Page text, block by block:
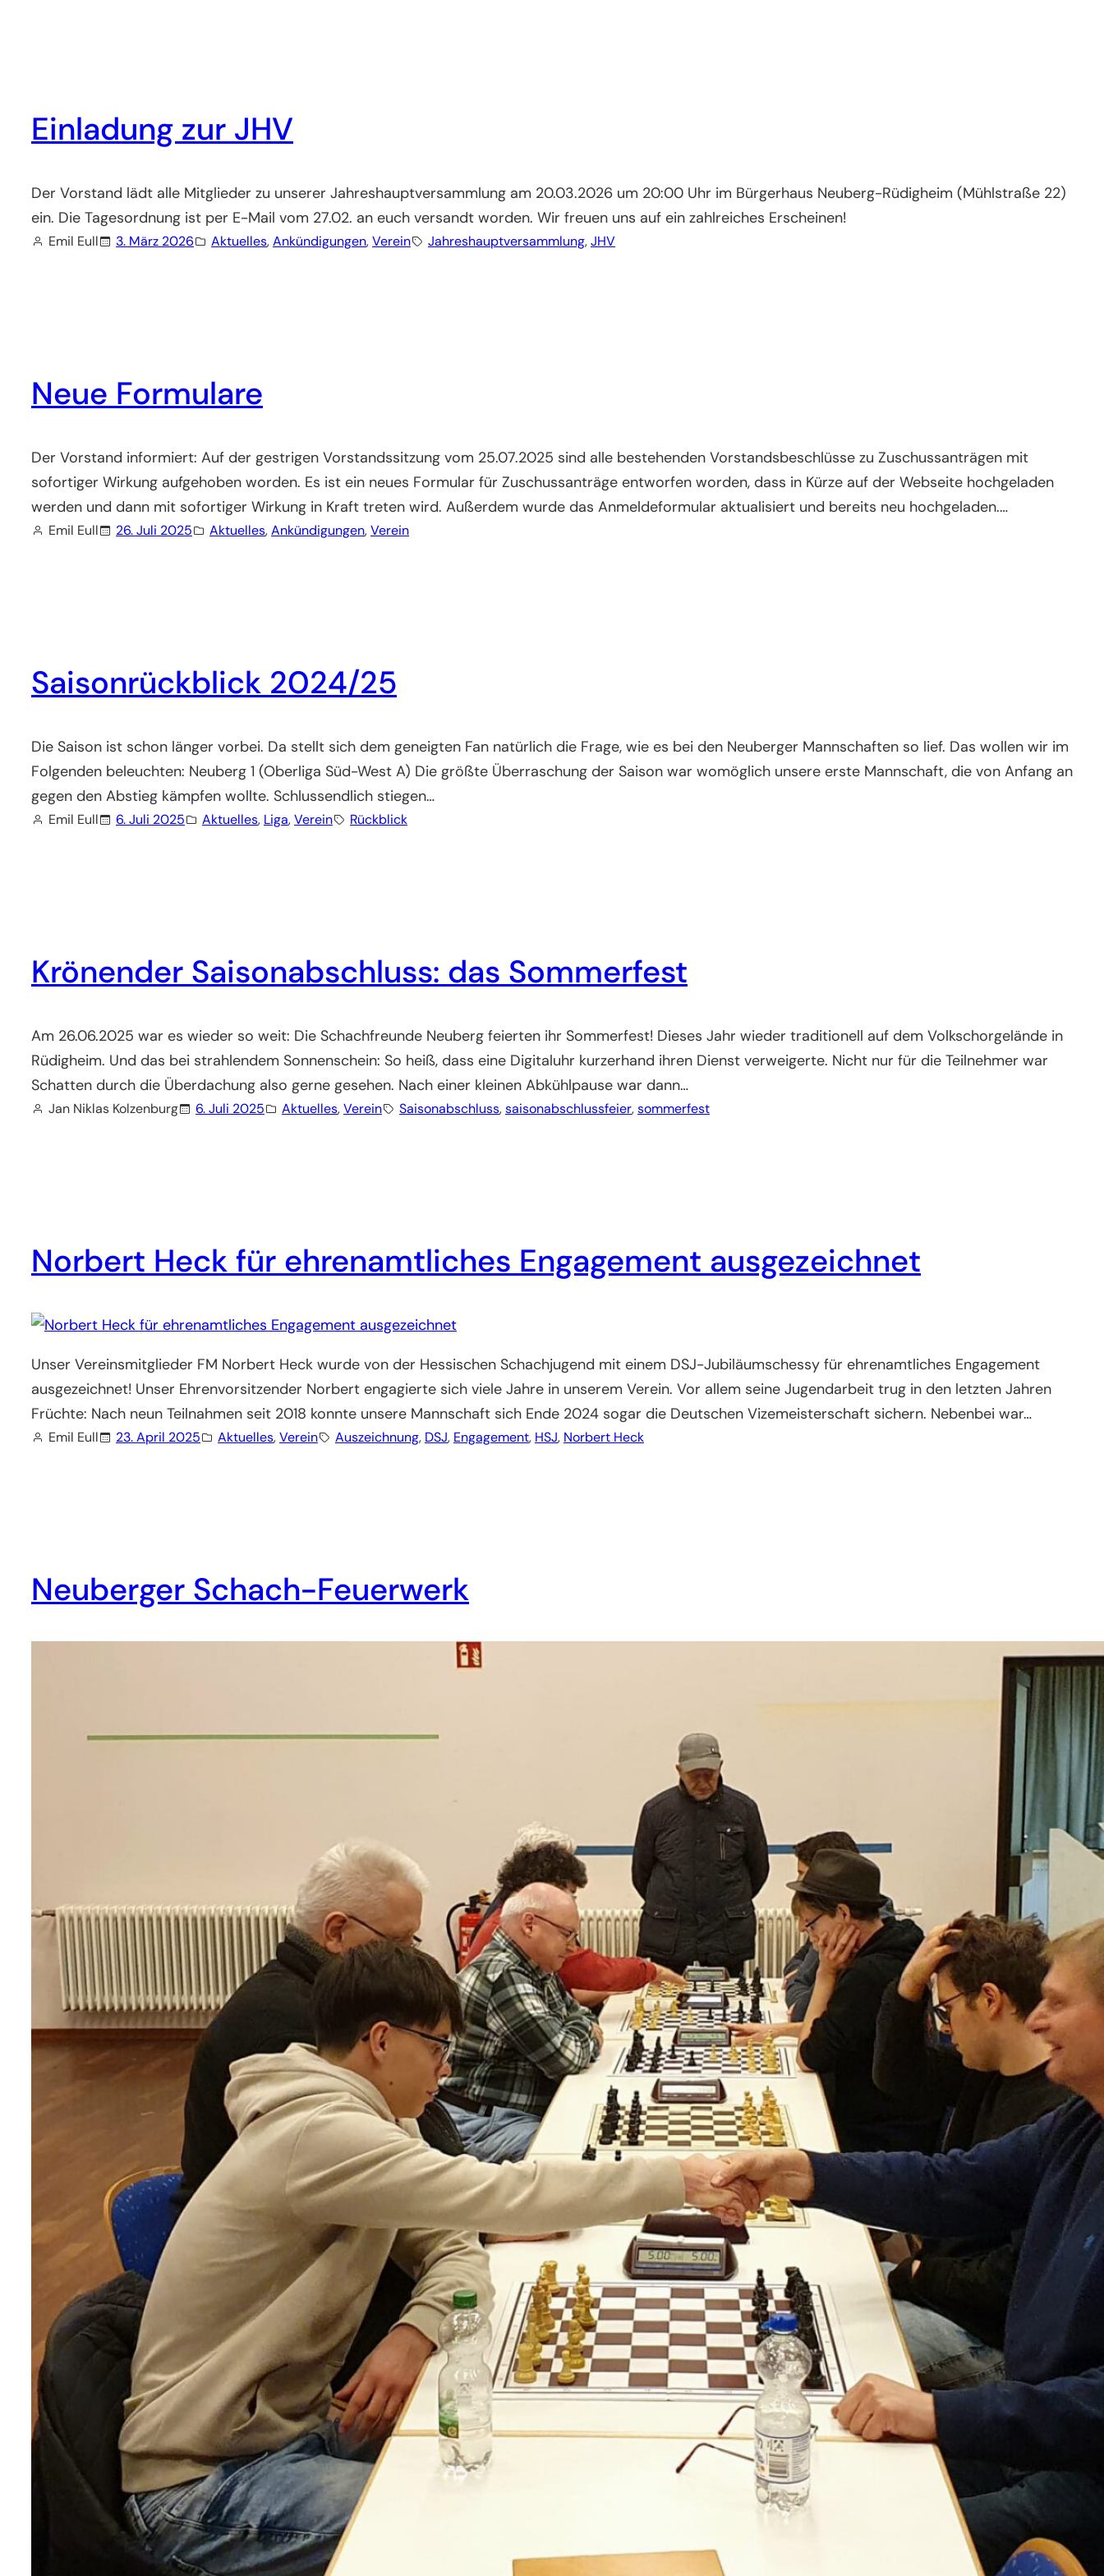
Einladung zur JHV
Der Vorstand lädt alle Mitglieder zu unserer Jahreshauptversammlung am 20.03.2026 um 20:00 Uhr im Bürgerhaus Neuberg-Rüdigheim (Mühlstraße 22)
ein. Die Tagesordnung ist per E-Mail vom 27.02. an euch versandt worden. Wir freuen uns auf ein zahlreiches Erscheinen!
Emil Eull 3. März 2026 Aktuelles, Ankündigungen, Verein Jahreshauptversammlung, JHV
Neue Formulare
Der Vorstand informiert: Auf der gestrigen Vorstandssitzung vom 25.07.2025 sind alle bestehenden Vorstandsbeschlüsse zu Zuschussanträgen mit
sofortiger Wirkung aufgehoben worden. Es ist ein neues Formular für Zuschussanträge entworfen worden, dass in Kürze auf der Webseite hochgeladen
werden und dann mit sofortiger Wirkung in Kraft treten wird. Außerdem wurde das Anmeldeformular aktualisiert und bereits neu hochgeladen.…
Emil Eull 26. Juli 2025 Aktuelles, Ankündigungen, Verein
Saisonrückblick 2024/25
Die Saison ist schon länger vorbei. Da stellt sich dem geneigten Fan natürlich die Frage, wie es bei den Neuberger Mannschaften so lief. Das wollen wir im
Folgenden beleuchten: Neuberg 1 (Oberliga Süd-West A) Die größte Überraschung der Saison war womöglich unsere erste Mannschaft, die von Anfang an
gegen den Abstieg kämpfen wollte. Schlussendlich stiegen…
Emil Eull 6. Juli 2025 Aktuelles, Liga, Verein Rückblick
Krönender Saisonabschluss: das Sommerfest
Am 26.06.2025 war es wieder so weit: Die Schachfreunde Neuberg feierten ihr Sommerfest! Dieses Jahr wieder traditionell auf dem Volkschorgelände in
Rüdigheim. Und das bei strahlendem Sonnenschein: So heiß, dass eine Digitaluhr kurzerhand ihren Dienst verweigerte. Nicht nur für die Teilnehmer war
Schatten durch die Überdachung also gerne gesehen. Nach einer kleinen Abkühlpause war dann…
Jan Niklas Kolzenburg 6. Juli 2025 Aktuelles, Verein Saisonabschluss, saisonabschlussfeier, sommerfest
Norbert Heck für ehrenamtliches Engagement ausgezeichnet
Unser Vereinsmitglieder FM Norbert Heck wurde von der Hessischen Schachjugend mit einem DSJ-Jubiläumschessy für ehrenamtliches Engagement
ausgezeichnet! Unser Ehrenvorsitzender Norbert engagierte sich viele Jahre in unserem Verein. Vor allem seine Jugendarbeit trug in den letzten Jahren
Früchte: Nach neun Teilnahmen seit 2018 konnte unsere Mannschaft sich Ende 2024 sogar die Deutschen Vizemeisterschaft sichern. Nebenbei war…
Emil Eull 23. April 2025 Aktuelles, Verein Auszeichnung, DSJ, Engagement, HSJ, Norbert Heck
Neuberger Schach-Feuerwerk